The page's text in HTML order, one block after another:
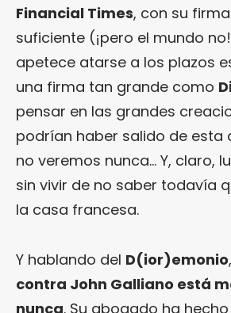
Financial Times, con su
suficiente (¡pero el mundo
apetece atarse a los plazos
una firma tan grande como
pensar en las grandes
podrían haber salido de esta
no veremos nunca… Y, claro,
sin vivir de no saber todavía
la casa francesa.
Y hablando del D(ior)emonio,
contra John Galliano está
nunca. Su abogado ha